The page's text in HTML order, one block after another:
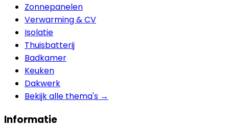
Zonnepanelen
Verwarming & CV
Isolatie
Thuisbatterij
Badkamer
Keuken
Dakwerk
Bekijk alle thema's →
Informatie